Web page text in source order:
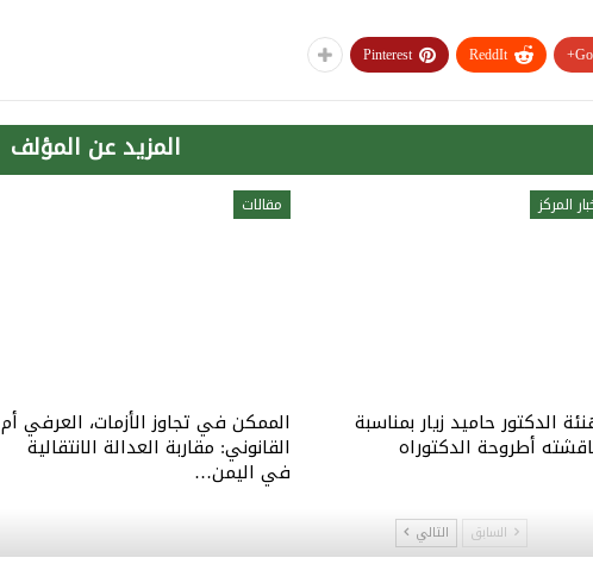
ReddIt
Pinterest
المزيد عن المؤلف
المركز
الدكتور حاميد زيار بمناسبة
أطروحة الدكتوراه
مقالات
الممكن في تجاوز الأزمات، العرفي أم
القانوني: مقاربة العدالة الانتقالية
في اليمن…
السابق التالي